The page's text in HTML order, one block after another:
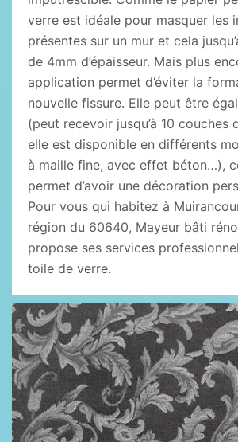
verre est idéale pour masquer les
présentes sur un mur et cela
de 4mm d’épaisseur. Mais plus
application permet d’éviter la
nouvelle fissure. Elle peut être
(peut recevoir jusqu’à 10 couches
elle est disponible en différents
à maille fine, avec effet béton…),
permet d’avoir une décoration
Pour vous qui habitez à
région du 60640, Mayeur bâti
propose ses services
toile de verre.